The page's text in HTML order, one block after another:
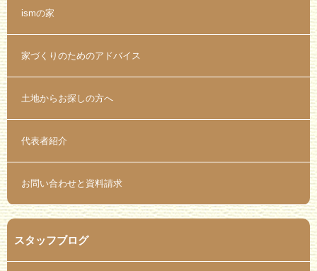
ismの家
家づくりのためのアドバイス
土地からお探しの方へ
代表者紹介
お問い合わせと資料請求
スタッフブログ